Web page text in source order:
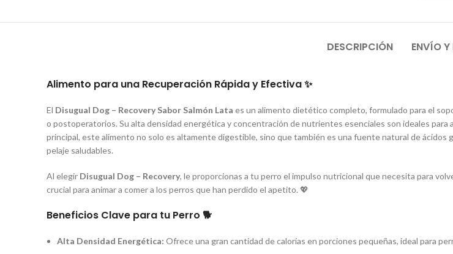
DESCRIPCIÓN ENVÍO Y
Alimento para una Recuperación Rápida y Efectiva ✨
El Disugual Dog – Recovery Sabor Salmón Lata es un alimento dietético completo, formulado para el
o postoperatorios. Su alta densidad energética y concentración de nutrientes esenciales son ideales
principal, este alimento no solo es altamente digestible, sino que también es una fuente natural de
pelaje saludables.
Al elegir Disugual Dog – Recovery, le proporcionas a tu perro el impulso nutricional que necesita para
crucial para animar a comer a los perros que han perdido el apetito. 💖
Beneficios Clave para tu Perro 🐕
Alta Densidad Energética: Ofrece una gran cantidad de calorías en porciones pequeñas, ideal para